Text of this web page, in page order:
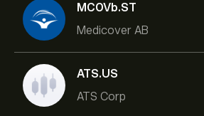
MCOVb.ST
Medicover AB
ATS.US
ATS Corp